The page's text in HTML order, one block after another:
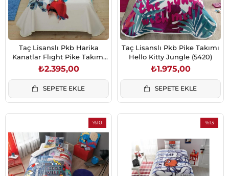
Taç Lisanslı Pkb Harika
Kanatlar Flıght Pike Takımı
(5420)
₺2.395,00
SEPETE EKLE
Taç Lisanslı Pkb Pike Takımı
Hello Kitty Jungle (5420)
₺1.975,00
SEPETE EKLE
%10
İndirim
%10İndirim
%13
%13İndirim